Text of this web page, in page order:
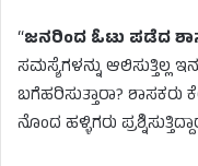
“ಜನರಿಂದ ಓಟು ಪಡೆದ
ಸಮಸ್ಯೆಗಳನ್ನು ಆಲಿಸುತ್ತಿಲ್ಲ
ಬಗೆಹರಿಸುತ್ತಾರಾ? ಶಾಸಕರು
ನೊಂದ ಹಳ್ಳಿಗರು